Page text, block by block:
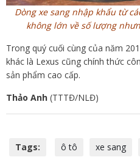
Dòng xe sang nhập khẩu từ
không lớn về số lượng
Trong quý cuối cùng của năm
khác là Lexus cũng chính thức
sản phẩm cao cấp.
Thảo Anh (TTTĐ/NLĐ)
Tags: ô tô xe sang